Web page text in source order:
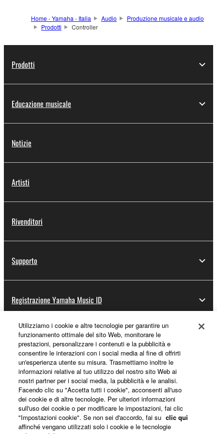
podcast e creazione di
contenuti video.
Home - Yamaha - Italia Audio
Produzione musicale e audio
Prodotti
Controller
Prodotti
Educazione musicale
Notizie
Artisti
Rivenditori
Supporto
Registrazione Yamaha Music ID
Informazioni su Yamaha
Italia - Italian
Affari
Utilizziamo i cookie e altre tecnologie per garantire un
funzionamento ottimale del sito Web, monitorare le
prestazioni, personalizzare i contenuti e la pubblicità e
consentire le interazioni con i social media al fine di offrirti
un'esperienza utente su misura. Trasmettiamo inoltre le
informazioni relative al tuo utilizzo del nostro sito Web ai
nostri partner per i social media, la pubblicità e le analisi.
Facendo clic su "Accetta tutti i cookie", acconsenti all'uso
dei cookie e di altre tecnologie. Per ulteriori informazioni
sull'uso dei cookie o per modificare le impostazioni, fai clic
"Impostazioni cookie". Se non sei d'accordo, fai su clic qui
affinché vengano utilizzati solo i cookie e le tecnologie